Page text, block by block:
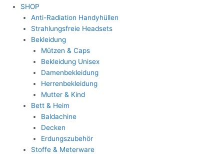
SHOP
Anti-Radiation Handyhüllen
Strahlungsfreie Headsets
Bekleidung
Mützen & Caps
Bekleidung Unisex
Damenbekleidung
Herrenbekleidung
Mutter & Kind
Bett & Heim
Baldachine
Decken
Erdungszubehör
Stoffe & Meterware